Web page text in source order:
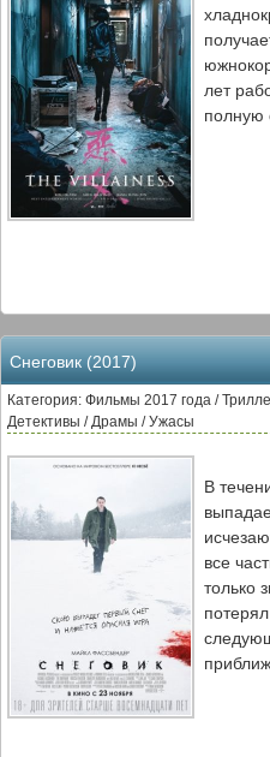
лет
полную
Снеговик (2017)
Категория: Фильмы 2017 года /
Детективы / Драмы / Ужасы
В
все
только